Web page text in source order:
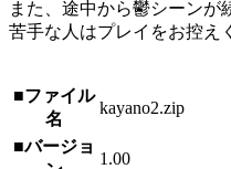
また、途中から鬱シーンが
苦手な人はプレイをお控え
■ファイル
名
kayano2.zip
■バージョ
1.00